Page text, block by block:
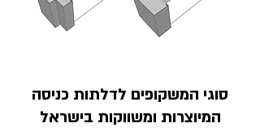
סוגי המשקופים לדלתות כניסה
המיוצרות ומשווקות בישראל